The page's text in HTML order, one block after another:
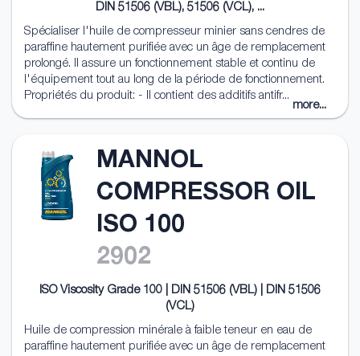
DIN 51506 (VBL), 51506 (VCL), ...
Spécialiser l'huile de compresseur minier sans cendres de
paraffine hautement purifiée avec un âge de remplacement
prolongé. Il assure un fonctionnement stable et continu de
l'équipement tout au long de la période de fonctionnement.
Propriétés du produit: - Il contient des additifs antifr...
more...
MANNOL
COMPRESSOR OIL
ISO 100
2902
ISO Viscosity Grade 100 | DIN 51506 (VBL) | DIN 51506
(VCL)
Huile de compression minérale à faible teneur en eau de
paraffine hautement purifiée avec un âge de remplacement